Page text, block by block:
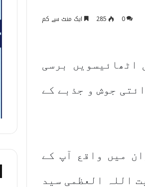
0
285 ایک منٹ سے کم
اٹھائیسویں برسی
جوش و جذبے کے
میں واقع آپ کے
اللہ العظمی سید